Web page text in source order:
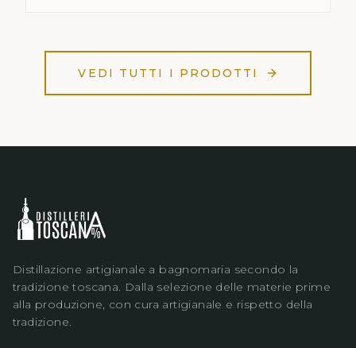
VEDI TUTTI I PRODOTTI
Distillazione artigianale a bagnomaria secondo la
tradizione toscana. Dalla selezione delle materie prime
alla produzione, con cura artigianale e rispetto della
tradizione.